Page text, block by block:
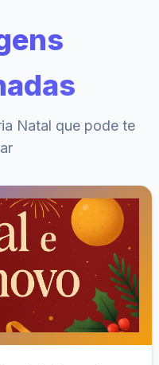
Natal que pode te